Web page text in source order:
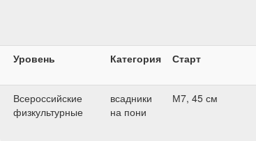
Уровень Категория Старт
Всероссийские
физкультурные
всадники
на пони
М7, 45 см